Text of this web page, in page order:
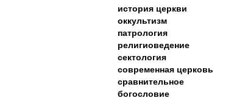
история церкви
оккультизм
патрология
религиоведение
сектология
современная церковь
сравнительное
богословие